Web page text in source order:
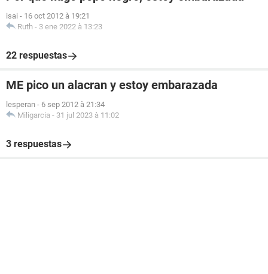
isai - 16 oct 2012 à 19:21
Ruth - 3 ene 2022 à 13:23
22 respuestas
ME pico un alacran y estoy embarazada
lesperan - 6 sep 2012 à 21:34
Miligarcia - 31 jul 2023 à 11:02
3 respuestas